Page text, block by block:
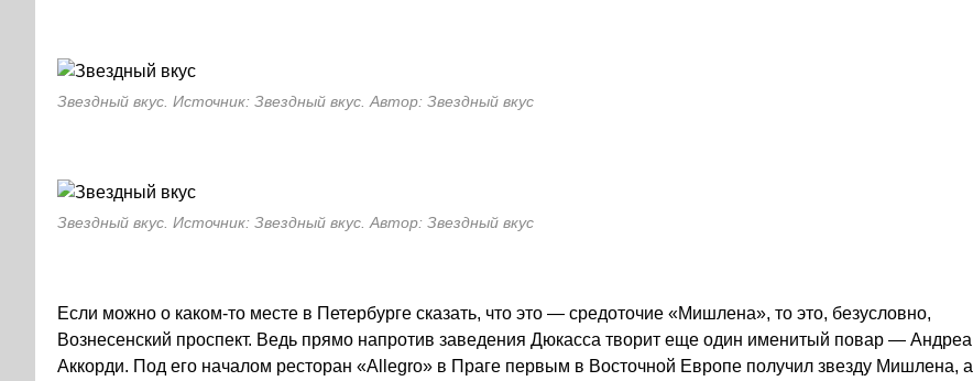
Звездный вкус. Источник: Звездный вкус. Автор: Звездный вкус
Звездный вкус. Источник: Звездный вкус. Автор: Звездный вкус
Если можно о каком-то месте в Петербурге сказать, что это — средоточие «Мишлена», то это, безусловно,
Вознесенский проспект. Ведь прямо напротив заведения Дюкасса творит еще один именитый повар — Андреа
Аккорди. Под его началом ресторан «Allegro» в Праге первым в Восточной Европе получил звезду Мишлена, а